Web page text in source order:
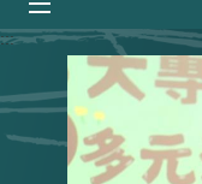
:::